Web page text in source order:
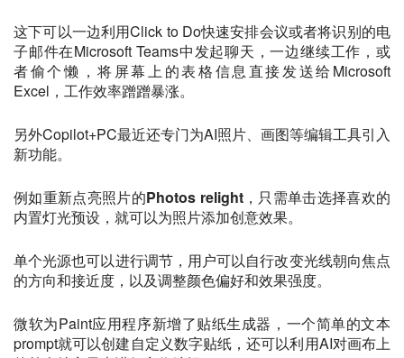
这下可以一边利用Click to Do快速安排会议或者将识别的电
子邮件在Microsoft Teams中发起聊天，一边继续工作，或
者偷个懒，将屏幕上的表格信息直接发送给Microsoft
Excel，工作效率蹭蹭暴涨。
另外Copilot+PC最近还专门为AI照片、画图等编辑工具引入
新功能。
例如重新点亮照片的Photos relight，只需单击选择喜欢的
内置灯光预设，就可以为照片添加创意效果。
单个光源也可以进行调节，用户可以自行改变光线朝向焦点
的方向和接近度，以及调整颜色偏好和效果强度。
微软为Paint应用程序新增了贴纸生成器，一个简单的文本
prompt就可以创建自定义数字贴纸，还可以利用AI对画布上